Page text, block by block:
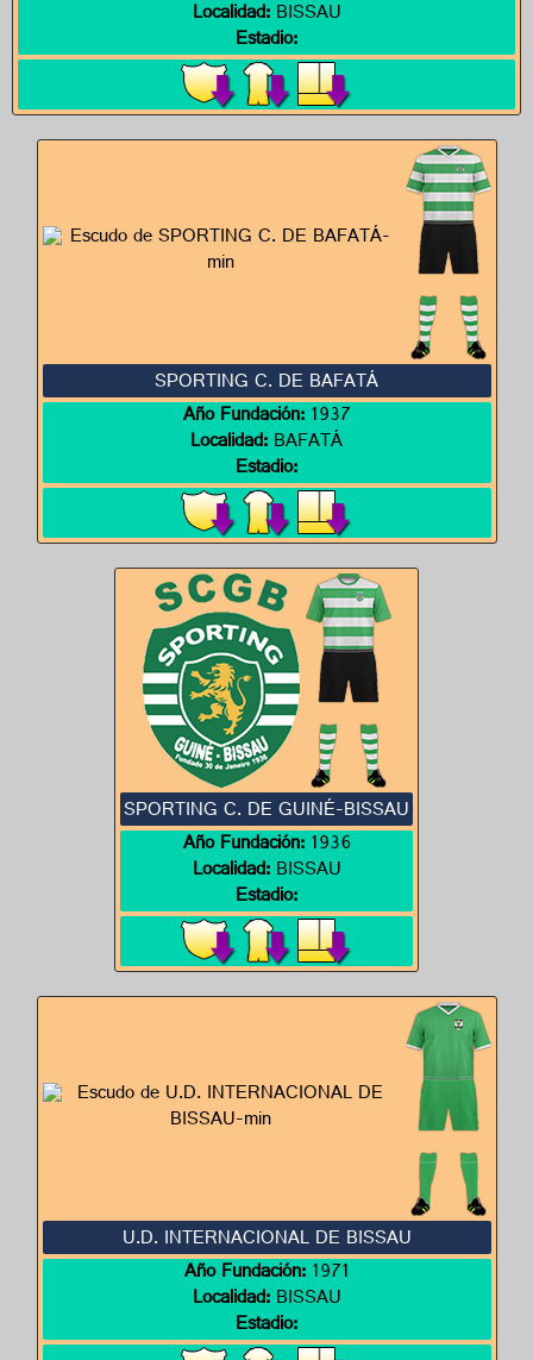
Localidad:BISSAU
Estadio:
SPORTING C. DE BAFATÁ
Año Fundación:1937
Localidad:BAFATÁ
Estadio:
SPORTING C. DE GUINÉ-BISSAU
Año Fundación:1936
Localidad:BISSAU
Estadio:
U.D. INTERNACIONAL DE BISSAU
Año Fundación:1971
Localidad:BISSAU
Estadio: